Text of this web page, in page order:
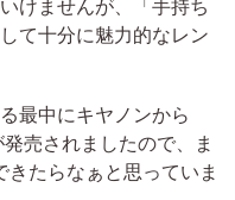
けませんが、「手持ち
て十分に魅力的なレン
最中にキヤノンから
売されましたので、ま
たらなぁと思っていま